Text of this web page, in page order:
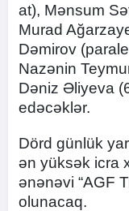
at), Mənsum
Murad
Dəmirov
Nazənin
Dəniz Əliyeva
edəcəklər.
Dörd günlük
ən yüksək icra
ənənəvi “AGF
olunacaq.